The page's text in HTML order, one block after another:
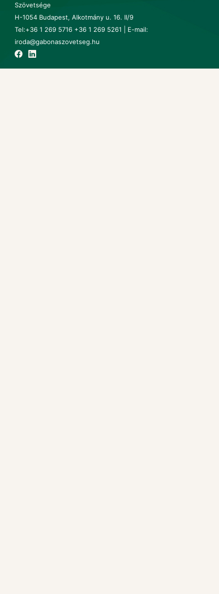
Szövetsége
H-1054 Budapest, Alkotmány u. 16. II/9
Tel:+36 1 269 5716 +36 1 269 5261 | E-mail:
iroda@gabonaszovetseg.hu